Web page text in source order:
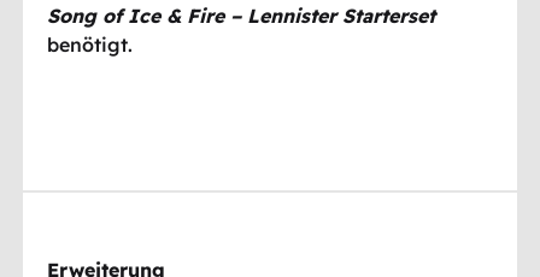
Song of Ice & Fire – Lennister Starterset
benötigt.
Erweiterung